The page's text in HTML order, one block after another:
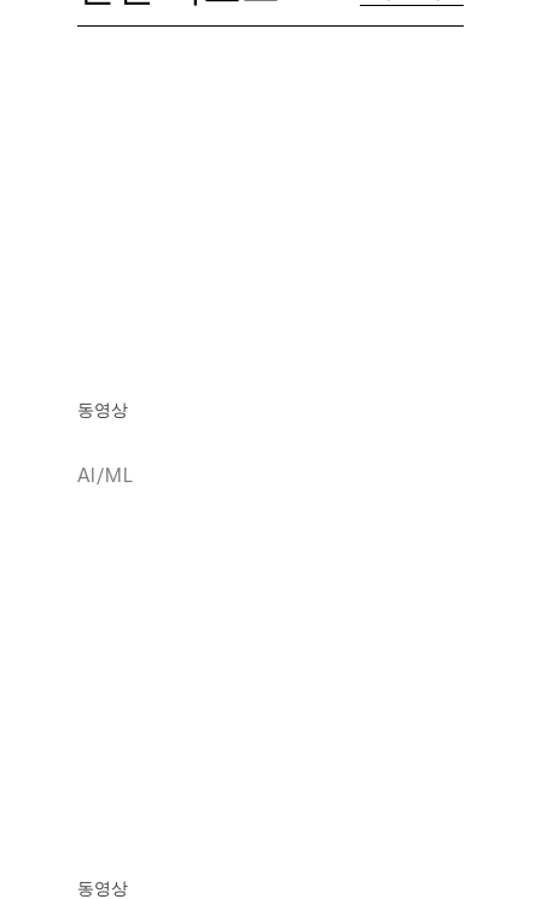
동영상
AI/ML
동영상